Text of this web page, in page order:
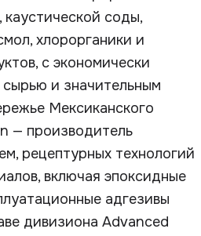
каустической соды,
хлорорганики и
с экономически
и значительным
Мексиканского
— производитель
рецептурных технологий
включая эпоксидные
адгезивы
дивизиона Advanced